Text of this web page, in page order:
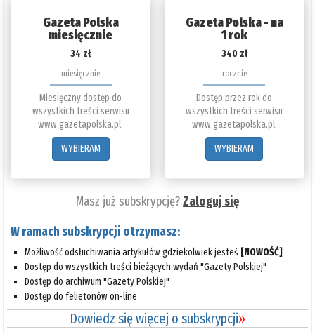
Gazeta Polska
miesięcznie
34 zł
miesięcznie
Miesięczny dostęp do
wszystkich treści serwisu
www.gazetapolska.pl.
WYBIERAM
Gazeta Polska - na
1 rok
340 zł
rocznie
Dostęp przez rok do
wszystkich treści serwisu
www.gazetapolska.pl.
WYBIERAM
Masz już subskrypcję?Zaloguj się
W ramach subskrypcji otrzymasz:
Możliwość odsłuchiwania artykułów gdziekolwiek jesteś [NOWOŚĆ]
Dostęp do wszystkich treści bieżących wydań "Gazety Polskiej"
Dostęp do archiwum "Gazety Polskiej"
Dostęp do felietonów on-line
Dowiedz się więcej o subskrypcji»